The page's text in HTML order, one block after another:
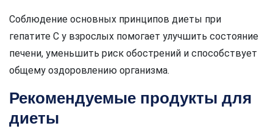
Соблюдение основных принципов диеты при
гепатите C у взрослых помогает улучшить состояние
печени, уменьшить риск обострений и способствует
общему оздоровлению организма.
Рекомендуемые продукты для
диеты